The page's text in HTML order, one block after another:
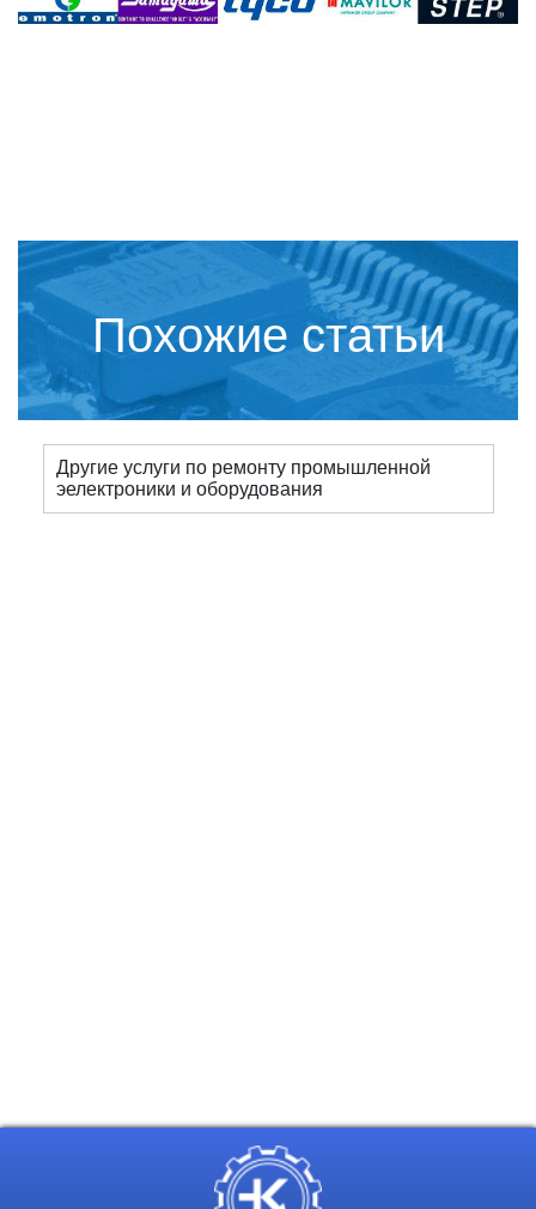
Похожие статьи
Другие услуги по ремонту промышленной
эелектроники и оборудования